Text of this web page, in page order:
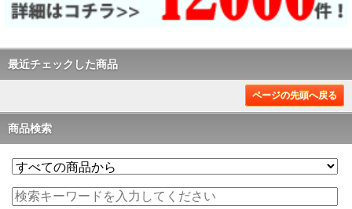
最近チェックした商品
ページの先頭へ戻る
商品検索